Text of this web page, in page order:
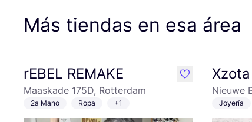
Más tiendas en esa área
rEBEL REMAKE
Maaskade 175D, Rotterdam
2a Mano Ropa +1
like Xzota
Nieuwe
Joyería